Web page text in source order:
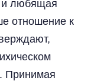
и любящая
отношение к
Принимая